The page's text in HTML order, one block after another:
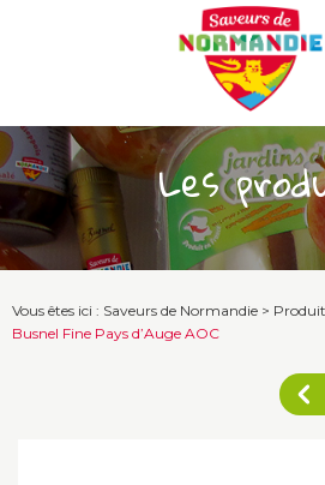
Les
Vous êtes ici : Saveurs de Normandie >
Busnel Fine Pays d’Auge AOC
Panneau de gestion des cookies